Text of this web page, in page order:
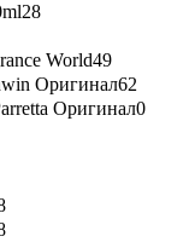
28
World49
Оригинал62
Оригинал0